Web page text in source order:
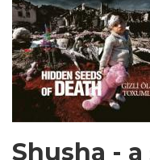
Shusha -